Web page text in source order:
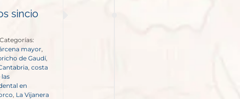
sincio
Categorías:
mayor,
de Gaudí,
, costa
las
en
, La Vijanera